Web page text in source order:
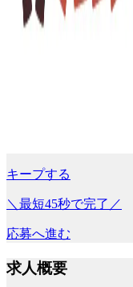
キープする
＼最短45秒で完了／
応募へ進む
求人概要